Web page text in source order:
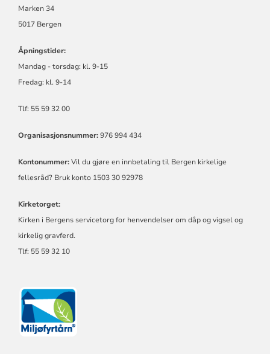
Marken 34
5017 Bergen
Åpningstider:
Mandag - torsdag: kl. 9-15
Fredag: kl. 9-14
Tlf: 55 59 32 00
Organisasjonsnummer:976 994 434
Kontonummer:Vil du gjøre en innbetaling til Bergen kirkelige
fellesråd? Bruk konto 1503 30 92978
Kirketorget:
Kirken i Bergens servicetorg for henvendelser om dåp og vigsel og
kirkelig gravferd.
Tlf: 55 59 32 10